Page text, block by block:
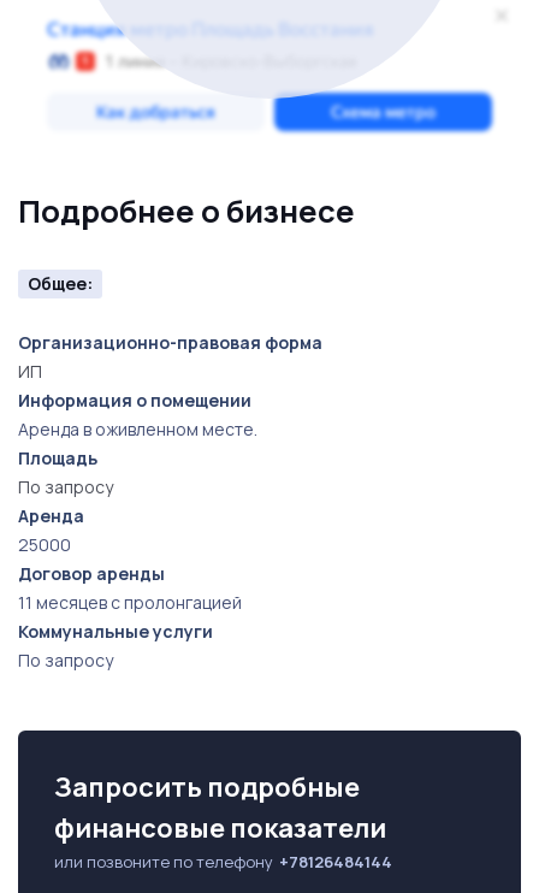
Подробнее о бизнесе
Общее:
Организационно-правовая форма
ИП
Информация о помещении
Аренда в оживленном месте.
Площадь
По запросу
Аренда
25000
Договор аренды
11 месяцев с пролонгацией
Коммунальные услуги
По запросу
Запросить подробные
финансовые показатели
или позвоните по телефону +78126484144